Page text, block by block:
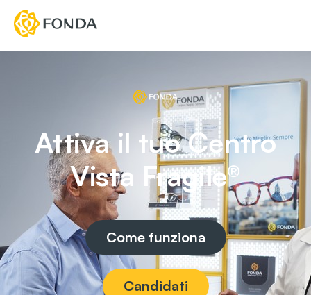
Attiva il tuo Centro
Vista Fragile®
Come funziona
Candidati